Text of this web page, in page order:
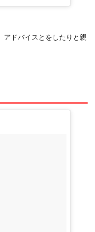
アドバイスとをしたりと親